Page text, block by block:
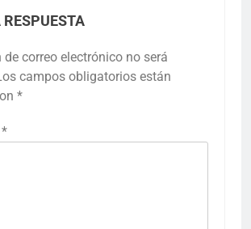
de correo electrónico no será
campos obligatorios están
*
*